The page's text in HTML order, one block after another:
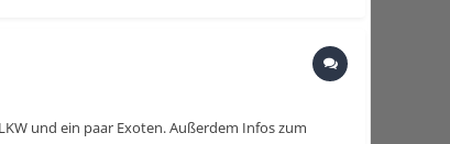
und ein paar Exoten. Außerdem Infos zum